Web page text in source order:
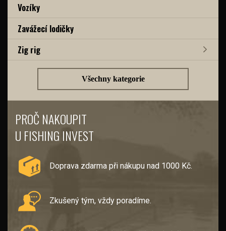
Vozíky
Zavážecí lodičky
Zig rig
Všechny kategorie
PROČ NAKOUPIT
U FISHING INVEST
Doprava zdarma při nákupu nad 1000 Kč.
Zkušený tým, vždy poradíme.